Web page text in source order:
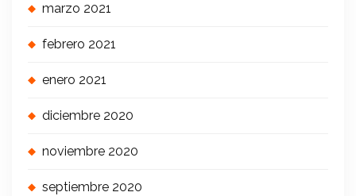
marzo 2021
febrero 2021
enero 2021
diciembre 2020
noviembre 2020
septiembre 2020